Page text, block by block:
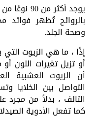
يوجد أكثر
بالروائح تُظهر
وصحة الجلد.
إذًا ، ما هي الزيوت
أو تزيل تغيرات اللون
أن الزيوت العشبية
التواصل بين الخلايا
التالف ، بدلاً من مجرد
كما تفعل الأدوية